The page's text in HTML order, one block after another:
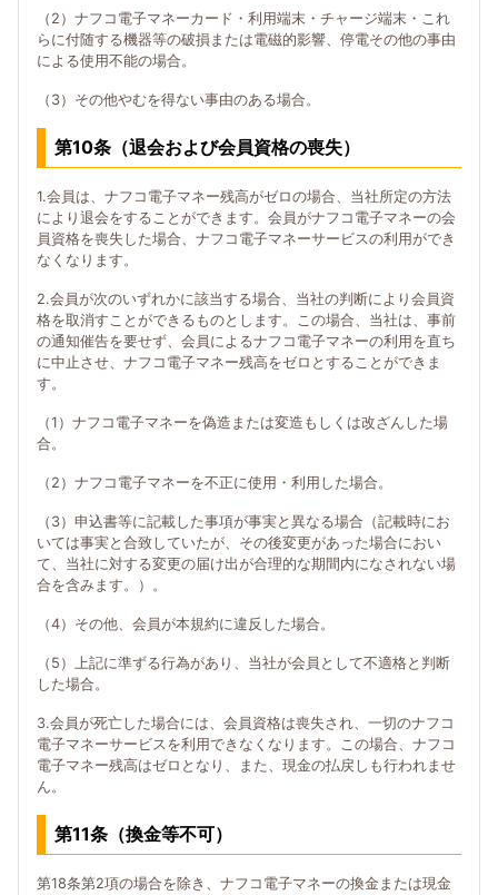
（2）ナフコ電子マネーカード・利用端末・チャージ端末・これ
らに付随する機器等の破損または電磁的影響、停電その他の事由
による使用不能の場合。
（3）その他やむを得ない事由のある場合。
第10条（退会および会員資格の喪失）
1.会員は、ナフコ電子マネー残高がゼロの場合、当社所定の方法
により退会をすることができます。会員がナフコ電子マネーの会
員資格を喪失した場合、ナフコ電子マネーサービスの利用ができ
なくなります。
2.会員が次のいずれかに該当する場合、当社の判断により会員資
格を取消すことができるものとします。この場合、当社は、事前
の通知催告を要せず、会員によるナフコ電子マネーの利用を直ち
に中止させ、ナフコ電子マネー残高をゼロとすることができま
す。
（1）ナフコ電子マネーを偽造または変造もしくは改ざんした場
合。
（2）ナフコ電子マネーを不正に使用・利用した場合。
（3）申込書等に記載した事項が事実と異なる場合（記載時にお
いては事実と合致していたが、その後変更があった場合におい
て、当社に対する変更の届け出が合理的な期間内になされない場
合を含みます。）。
（4）その他、会員が本規約に違反した場合。
（5）上記に準ずる行為があり、当社が会員として不適格と判断
した場合。
3.会員が死亡した場合には、会員資格は喪失され、一切のナフコ
電子マネーサービスを利用できなくなります。この場合、ナフコ
電子マネー残高はゼロとなり、また、現金の払戻しも行われませ
ん。
第11条（換金等不可）
第18条第2項の場合を除き、ナフコ電子マネーの換金または現金